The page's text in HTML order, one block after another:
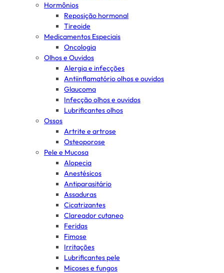
Hormônios
Reposição hormonal
Tireoide
Medicamentos Especiais
Oncologia
Olhos e Ouvidos
Alergia e infecções
Antiinflamatório olhos e ouvidos
Glaucoma
Infecção olhos e ouvidos
Lubrificantes olhos
Ossos
Artrite e artrose
Osteoporose
Pele e Mucosa
Alopecia
Anestésicos
Antiparasitário
Assaduras
Cicatrizantes
Clareador cutaneo
Feridas
Fimose
Irritações
Lubrificantes pele
Micoses e fungos